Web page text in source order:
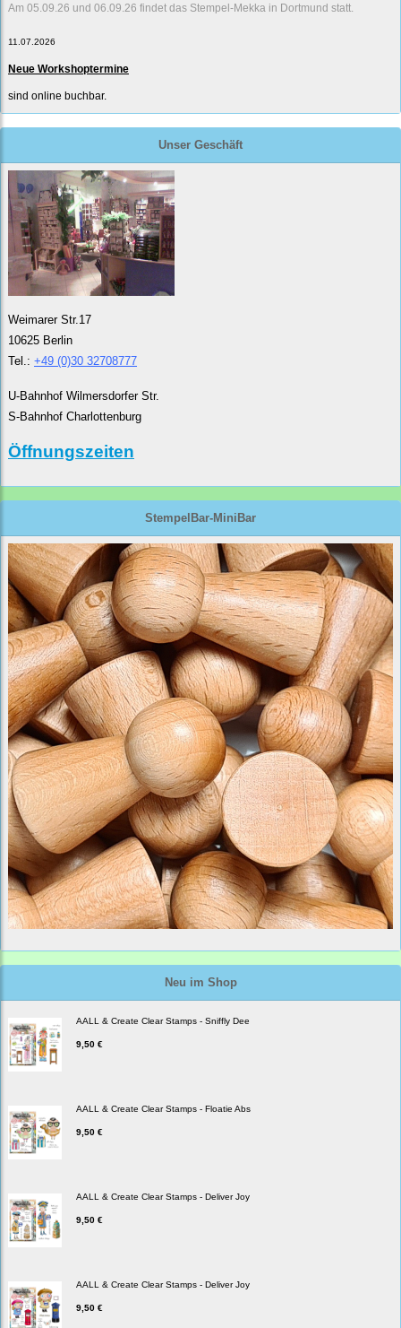
Am 05.09.26 und 06.09.26 findet das Stempel-Mekka in Dortmund statt.
11.07.2026
Neue Workshoptermine
sind online buchbar.
Unser Geschäft
Weimarer Str.17
10625 Berlin
Tel.: +49 (0)30 32708777
U-Bahnhof Wilmersdorfer Str.
S-Bahnhof Charlottenburg
Öffnungszeiten
StempelBar-MiniBar
Neu im Shop
AALL & Create Clear Stamps - Sniffly Dee
9,50 €
AALL & Create Clear Stamps - Floatie Abs
9,50 €
AALL & Create Clear Stamps - Deliver Joy
9,50 €
AALL & Create Clear Stamps - Deliver Joy
9,50 €